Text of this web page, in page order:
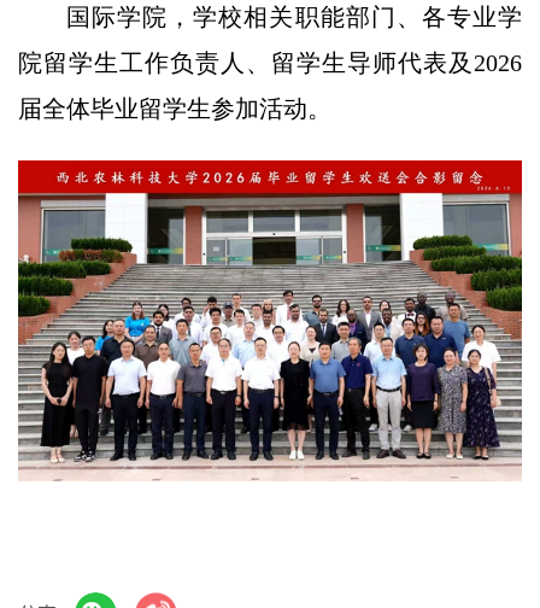
国际学院，学校相关职能部门、各专业学
院留学生工作负责人、留学生导师代表及2026
届全体毕业留学生参加活动。